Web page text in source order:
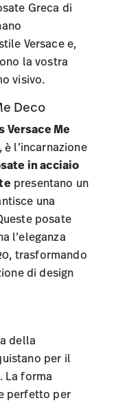
Greca di
Versace e,
la vostra
visivo.
Deco
Versace Me
è l’incarnazione
in acciaio
presentano un
una
posate
l’eleganza
trasformando
di design
della
per il
. La forma
perfetto per